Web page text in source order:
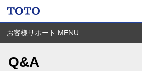
お客様サポート MENU
Q&A